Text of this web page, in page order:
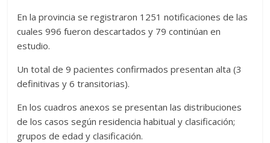
En la provincia se registraron 1251 notificaciones de las
cuales 996 fueron descartados y 79 continúan en
estudio.
Un total de 9 pacientes confirmados presentan alta (3
definitivas y 6 transitorias).
En los cuadros anexos se presentan las distribuciones
de los casos según residencia habitual y clasificación;
grupos de edad y clasificación.